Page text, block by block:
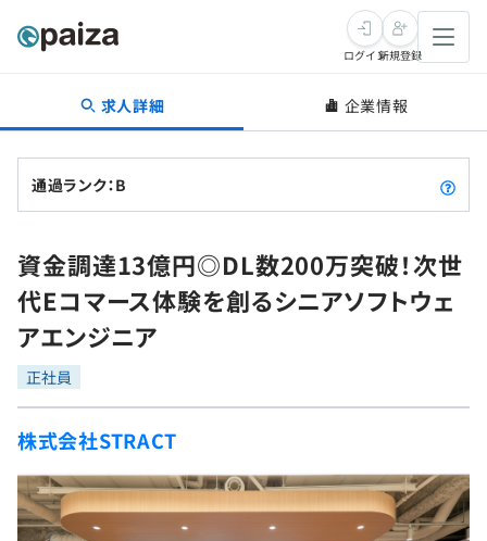
転職・キャリア
転職成功ガイド
転職エージェント
インタビュー
転職成功ガイド
新卒就活
求人検索
本選考
インターン
新卒エージェント
イベント・セミナー
学習
問題集
4択課題
ナレッジ
プログラミング言語
評価結果一覧
再チャレンジ結果一覧
ゲーム・マンガ
Tech Team Journal
paiza times
paizaとは？
ログイン新規登録
求人詳細 企業情報
通過ランク：B
資金調達13億円◎DL数200万突破！次世
代Eコマース体験を創るシニアソフトウェ
アエンジニア
正社員
株式会社STRACT